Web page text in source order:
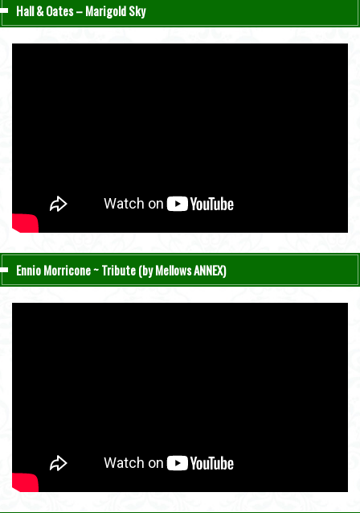
Hall & Oates – Marigold Sky
Ennio Morricone ~ Tribute (by Mellows ANNEX)